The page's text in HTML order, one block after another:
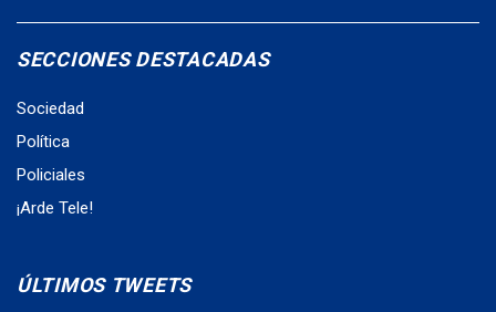
SECCIONES DESTACADAS
Sociedad
Política
Policiales
¡Arde Tele!
ÚLTIMOS TWEETS